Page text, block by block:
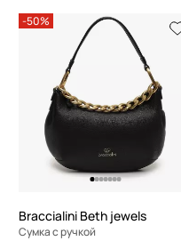
-50%
Braccialini Beth jewels
Сумка с ручкой